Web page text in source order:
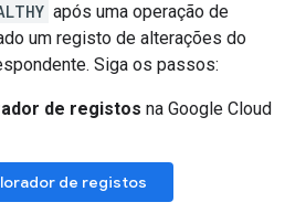
após uma operação de
um registo de alterações do
Siga os passos:
de registos na Google Cloud
de registos